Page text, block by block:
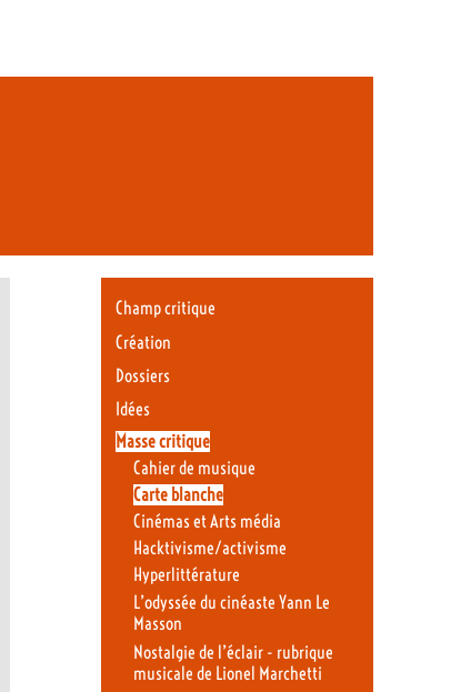
Champ critique
Création
Dossiers
Idées
Masse critique
Cahier de musique
Carte blanche
Cinémas et Arts média
Hacktivisme/activisme
Hyperlittérature
L’odyssée du cinéaste Yann Le
Masson
Nostalgie de l’éclair - rubrique
musicale de Lionel Marchetti